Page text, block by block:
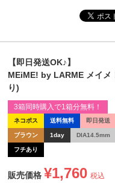
【即日発送OK♪】
MEiME! by LARME メイメ
り)
ネコポス 送料無料 即日発送
ブラウン 1day DIA14.5mm
フチあり
3箱同時購入で1箱分無料！
販売価格 ¥1,760 税込